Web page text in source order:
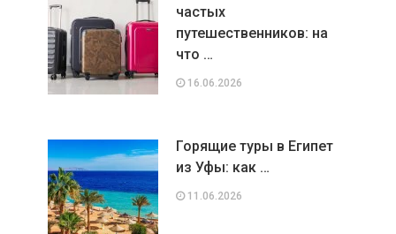
частых
путешественников: на
что …
16.06.2026
Горящие туры в Египет
из Уфы: как …
11.06.2026